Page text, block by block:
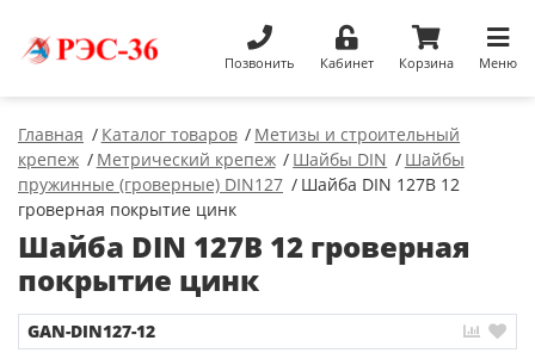
Позвонить Кабинет Корзина Меню
Главная Каталог товаров
Метизы и строительный
крепеж
Метрический крепеж Шайбы DIN
Шайбы
пружинные (гроверные) DIN127
Шайба DIN 127B 12
гроверная покрытие цинк
Шайба DIN 127B 12 гроверная
покрытие цинк
GAN-DIN127-12